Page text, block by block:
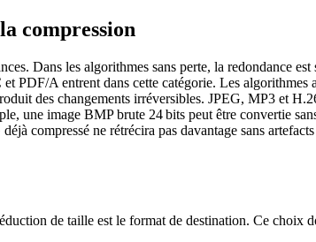
compression
Dans les algorithmes sans perte, la redondance
PDF/A entrent dans cette catégorie. Les
des changements irréversibles. JPEG, MP3 et
une image BMP brute 24 bits peut être convertie
compressé ne rétrécira pas davantage sans
de taille est le format de destination. Ce choix